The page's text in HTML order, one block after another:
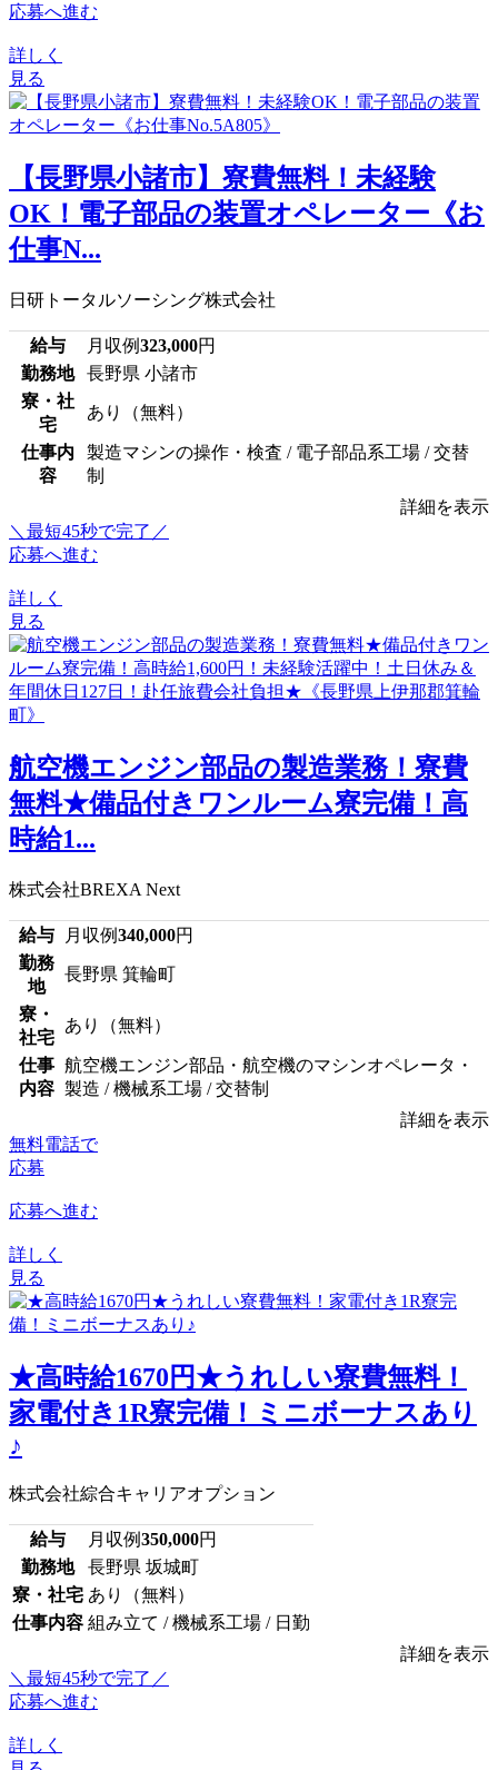
応募へ進む
詳しく
見る
【長野県小諸市】寮費無料！未経験
OK！電子部品の装置オペレーター《お
仕事N...
日研トータルソーシング株式会社
給与 月収例323,000円
勤務地
長野県 小諸市
寮・社
宅
あり（無料）
仕事内
容
製造マシンの操作・検査 / 電子部品系工場 / 交替
制
詳細を表示
＼最短45秒で完了／
応募へ進む
詳しく
見る
航空機エンジン部品の製造業務！寮費
無料★備品付きワンルーム寮完備！高
時給1...
株式会社BREXA Next
給与 月収例340,000円
勤務
地
長野県 箕輪町
寮・
社宅
あり（無料）
仕事
内容
航空機エンジン部品・航空機のマシンオペレータ・
製造 / 機械系工場 / 交替制
詳細を表示
無料電話で
応募
応募へ進む
詳しく
見る
★高時給1670円★うれしい寮費無料！
家電付き1R寮完備！ミニボーナスあり
♪
株式会社綜合キャリアオプション
給与 月収例350,000円
勤務地
長野県 坂城町
寮・社宅 あり（無料）
仕事内容 組み立て / 機械系工場 / 日勤
詳細を表示
＼最短45秒で完了／
応募へ進む
詳しく